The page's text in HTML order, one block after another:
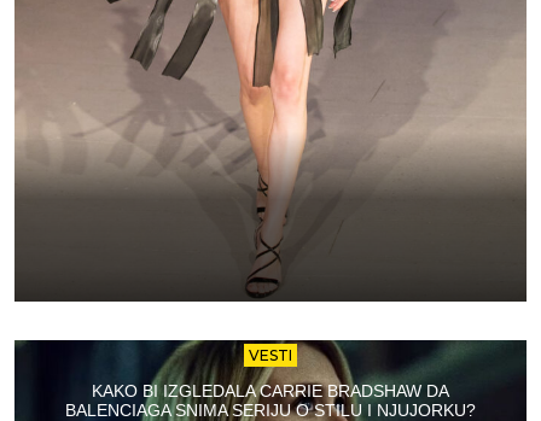
VESTI
KAKO BI IZGLEDALA CARRIE BRADSHAW DA
BALENCIAGA SNIMA SERIJU O STILU I NJUJORKU?